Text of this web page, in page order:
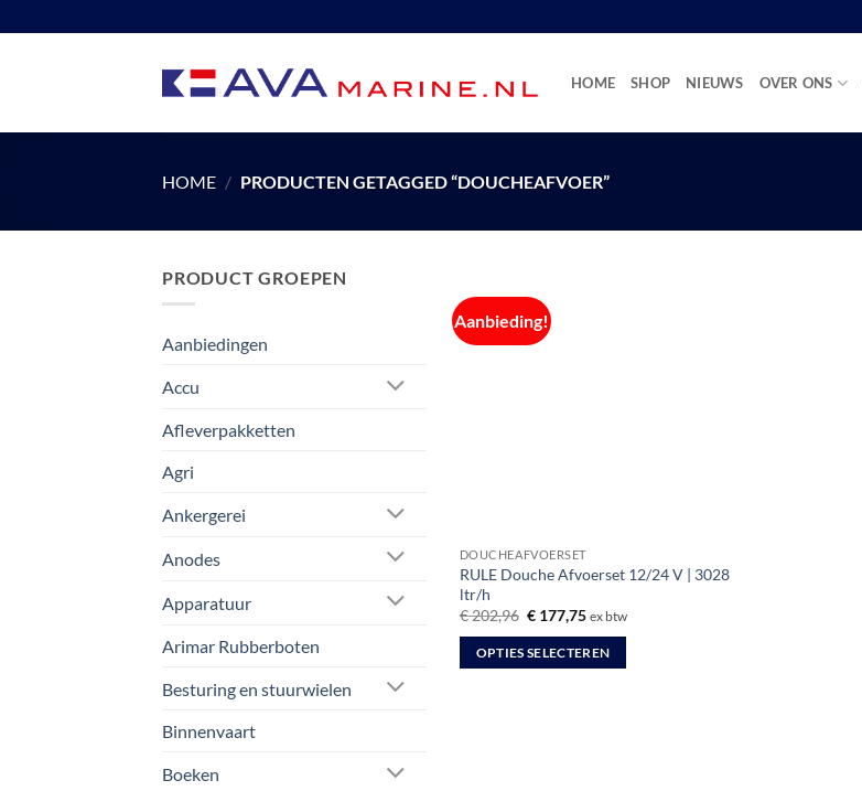
naar
HOME SHOP NIEUWS OVER ONS
HOME / PRODUCTEN GETAGGED “DOUCHEAFVOER”
PRODUCT GROEPEN
Aanbiedingen
Accu
Afleverpakketten
Agri
Ankergerei
Anodes
Apparatuur
Arimar Rubberboten
Besturing en stuurwielen
Binnenvaart
Boeken
Aanbieding!
DOUCHEAFVOERSET
RULE Douche Afvoerset 12/24 V | 3028
ltr/h
€202,96 Oorspronkelijke
was:
€ 202,96.
€ 177,75Huidige
is:
€ 177,75.
ex btw
OPTIES SELECTEREN